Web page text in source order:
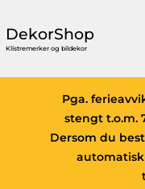
DekorShop
Klistremerker og bildekor
Pga.
stengt t.o.m.
Dersom du
automatisk